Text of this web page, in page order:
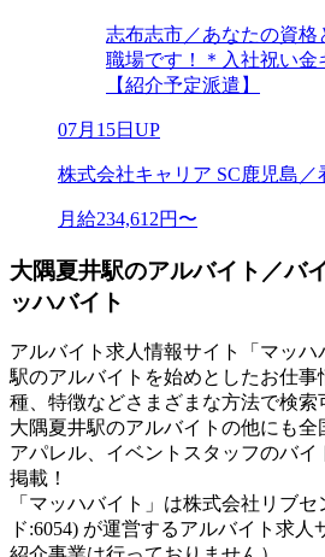
志布志市／あなたの資格
職場です！＊入社祝い金
【紹介予定派遣】
07月15日UP
株式会社キャリア SC鹿児島／
月給234,612円〜
大隅夏井駅のアルバイト／バ
ッハバイト
アルバイト求人情報サイト「マッ
駅のアルバイトを始めとしたお仕
種、特徴などさまざまな方法で検索
大隅夏井駅のアルバイトの他にも
アパレル、イベントスタッフのバ
掲載！
「マッハバイト」は株式会社リブ
ド:6054) が運営するアルバイト求